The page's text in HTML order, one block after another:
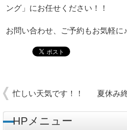
ング」にお任せください！！
お問い合わせ、ご予約もお気軽に♪
忙しい天気です！！ 夏休み
HPメニュー